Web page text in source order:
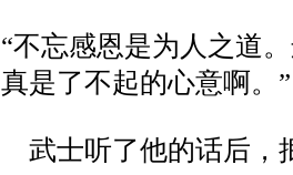
“不忘感恩是为人之道
真是了不起的心意啊。”
武士听了他的话后，